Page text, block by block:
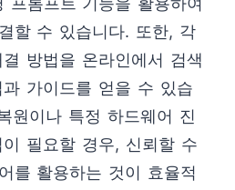
할 수 있습니다. 또한, 각
방법을 온라인에서 검색
가이드를 얻을 수 있습
원이나 특정 하드웨어 진
필요할 경우, 신뢰할 수
를 활용하는 것이 효율적